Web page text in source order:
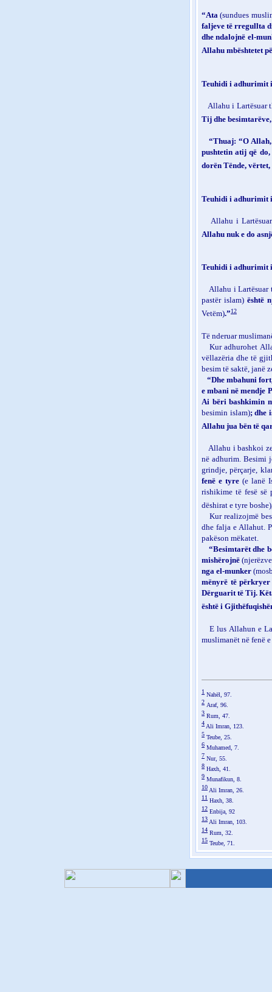
“Ata (sundues
faljeve të rregullta
dhe ndalojnë el-
Allahu mbështetet
Teuhidi i adhurimit i
Allahu i Lartësuar
Tij dhe
“Thuaj: “O
pushtetin atij që do,
dorën Tënde,
Teuhidi i adhurimit
Allahu i
Allahu nuk e do
Teuhidi i adhurimit
Allahu i
pastër islam) është
Vetëm).”12
Të nderuar
Kur adhurohet
vëllazëria dhe të
besim të saktë, janë
“Dhe mbahuni
e mbani në mendje
Ai bëri bashkimin
besimin islam); dhe
Allahu jua bën të
Allahu i bashkoi
në adhurim. Besimi
grindje, përçarje,
fenë e tyre (e lanë
rishikime të fesë së
dëshirat e tyre boshe)
Kur realizojmë
dhe falja e Allahut.
pakëson mëkatet.
“Besimtarët dhe
mishërojnë
nga el-munker
mënyrë të
Dërguarit të Tij.
është i
E lus Allahun e
muslimanët në fenë
1 Nahël, 97.
2 Araf, 96.
3 Rum, 47.
4Ali Imran, 123.
5 Teube, 25.
6 Muhamed, 7.
7 Nur, 55.
8 Haxh, 41.
9 Munafikun, 8.
10Ali Imran, 26.
11 Haxh, 38.
12 Enbija, 92
13Ali Imran, 103.
14 Rum, 32.
15 Teube, 71.